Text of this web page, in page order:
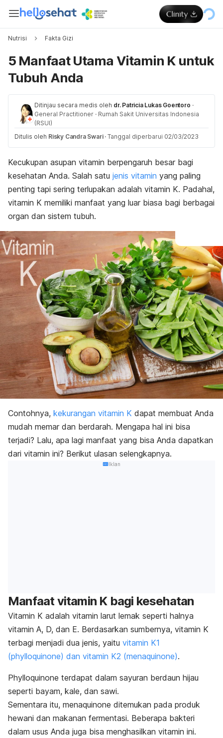
Nutrisi Fakta Gizi
5 Manfaat Utama Vitamin K untuk
Tubuh Anda
Ditinjau secara medis oleh dr. Patricia Lukas Goentoro ·
General Practitioner · Rumah Sakit Universitas Indonesia
(RSUI)
Ditulis oleh Risky Candra Swari · Tanggal diperbarui 02/03/2023
Kecukupan asupan vitamin berpengaruh besar bagi
kesehatan Anda. Salah satu jenis vitamin yang paling
penting tapi sering terlupakan adalah vitamin K. Padahal,
vitamin K memiliki manfaat yang luar biasa bagi berbagai
organ dan sistem tubuh.
Contohnya, kekurangan vitamin K dapat membuat Anda
mudah memar dan berdarah. Mengapa hal ini bisa
terjadi? Lalu, apa lagi manfaat yang bisa Anda dapatkan
dari vitamin ini? Berikut ulasan selengkapnya.
Iklan
Manfaat vitamin K bagi kesehatan
Vitamin K adalah vitamin larut lemak seperti halnya
vitamin A, D, dan E. Berdasarkan sumbernya, vitamin K
terbagi menjadi dua jenis, yaitu vitamin K1
(phylloquinone) dan vitamin K2 (menaquinone).
Phylloquinone terdapat dalam sayuran berdaun hijau
seperti bayam, kale, dan sawi.
Sementara itu, menaquinone ditemukan pada produk
hewani dan makanan fermentasi. Beberapa bakteri
dalam usus Anda juga bisa menghasilkan vitamin ini.